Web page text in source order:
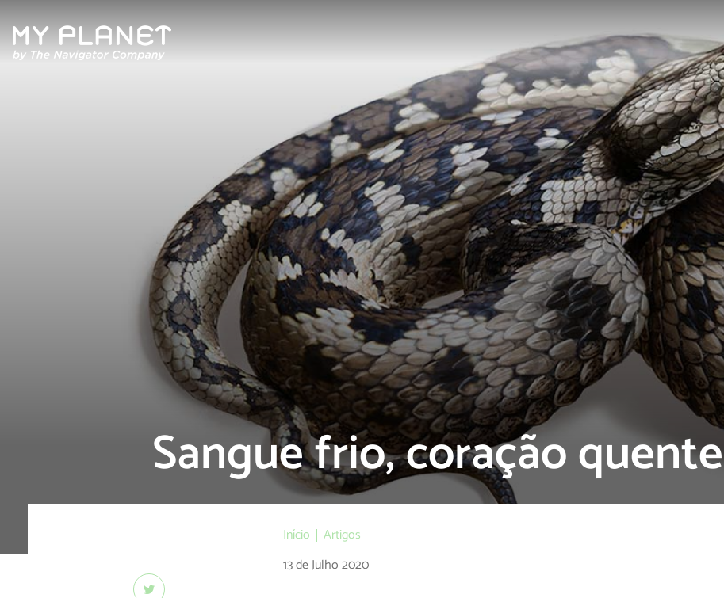
Contactos
Política de Privacidade
Sangue frio, coração quente
Início
Artigos
13 de Julho 2020